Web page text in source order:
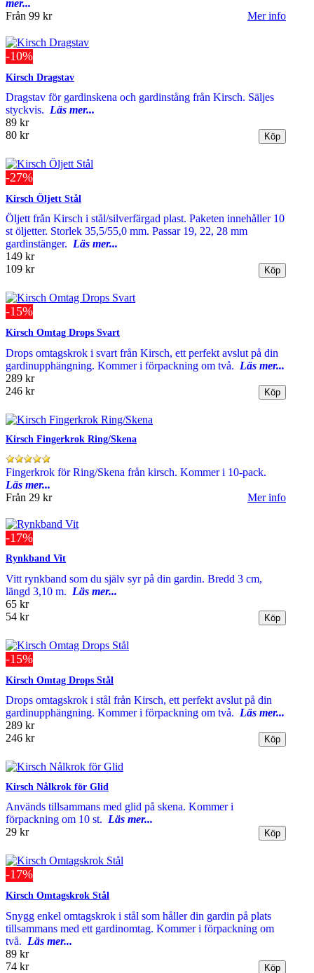
mer...
Från 99 kr Mer info
-10%
Kirsch Dragstav
Dragstav för gardinskena och gardinstång från Kirsch. Säljes
styckvis. Läs mer...
89 kr
80 kr
-27%
Kirsch Öljett Stål
Öljett från Kirsch i stål/silverfärgad plast. Paketen innehåller 10
st öljetter. Storlek 35,5/55,0 mm. Passar 19, 22, 28 mm
gardinstänger. Läs mer...
149 kr
109 kr
-15%
Kirsch Omtag Drops Svart
Drops omtagskrok i svart från Kirsch, ett perfekt avslut på din
gardinupphängning. Kommer i förpackning om två. Läs mer...
289 kr
246 kr
Kirsch Fingerkrok Ring/Skena
Fingerkrok för Ring/Skena från kirsch. Kommer i 10-pack.
Läs mer...
Från 29 kr Mer info
-17%
Rynkband Vit
Vitt rynkband som du själv syr på din gardin. Bredd 3 cm,
längd 3,10 m. Läs mer...
65 kr
54 kr
-15%
Kirsch Omtag Drops Stål
Drops omtagskrok i stål från Kirsch, ett perfekt avslut på din
gardinupphängning. Kommer i förpackning om två. Läs mer...
289 kr
246 kr
Kirsch Nålkrok för Glid
Används tillsammans med glid på skena. Kommer i
förpackning om 10 st. Läs mer...
29 kr
-17%
Kirsch Omtagskrok Stål
Snygg enkel omtagskrok i stål som håller din gardin på plats
tillsammans med ett gardinomtag. Kommer i förpackning om
två. Läs mer...
89 kr
74 kr